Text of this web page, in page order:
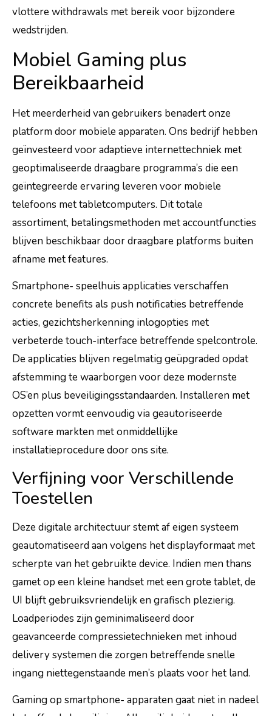
vlottere withdrawals met bereik voor bijzondere
wedstrijden.
Mobiel Gaming plus
Bereikbaarheid
Het meerderheid van gebruikers benadert onze
platform door mobiele apparaten. Ons bedrijf hebben
geïnvesteerd voor adaptieve internettechniek met
geoptimaliseerde draagbare programma’s die een
geïntegreerde ervaring leveren voor mobiele
telefoons met tabletcomputers. Dit totale
assortiment, betalingsmethoden met accountfuncties
blijven beschikbaar door draagbare platforms buiten
afname met features.
Smartphone- speelhuis applicaties verschaffen
concrete benefits als push notificaties betreffende
acties, gezichtsherkenning inlogopties met
verbeterde touch-interface betreffende spelcontrole.
De applicaties blijven regelmatig geüpgraded opdat
afstemming te waarborgen voor deze modernste
OS’en plus beveiligingsstandaarden. Installeren met
opzetten vormt eenvoudig via geautoriseerde
software markten met onmiddellijke
installatieprocedure door ons site.
Verfijning voor Verschillende
Toestellen
Deze digitale architectuur stemt af eigen systeem
geautomatiseerd aan volgens het displayformaat met
scherpte van het gebruikte device. Indien men thans
gamet op een kleine handset met een grote tablet, de
UI blijft gebruiksvriendelijk en grafisch plezierig.
Loadperiodes zijn geminimaliseerd door
geavanceerde compressietechnieken met inhoud
delivery systemen die zorgen betreffende snelle
ingang niettegenstaande men’s plaats voor het land.
Gaming op smartphone- apparaten gaat niet in nadeel